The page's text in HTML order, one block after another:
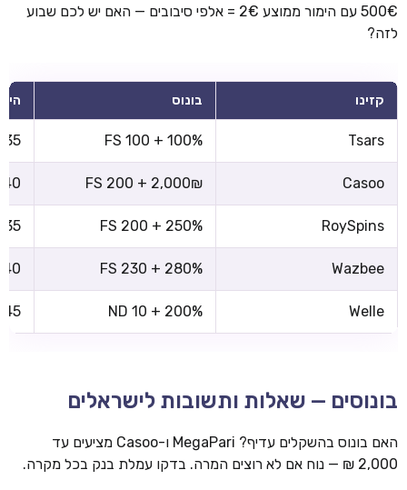
500€ עם הימור ממוצע 2€ = אלפי סיבובים — האם יש לכם שבוע
לזה?
קזינו בונוס
Tsars
100% + 100 FS
Casoo
2,000₪ + 200 FS
RoySpins
250% + 200 FS
Wazbee
280% + 230 FS
Welle
200% + 10 ND
בונוסים — שאלות ותשובות לישראלים
האם בונוס בהשקלים עדיף? MegaPari ו-Casoo מציעים עד
2,000 ₪ — נוח אם לא רוצים המרה. בדקו עמלת בנק בכל מקרה.